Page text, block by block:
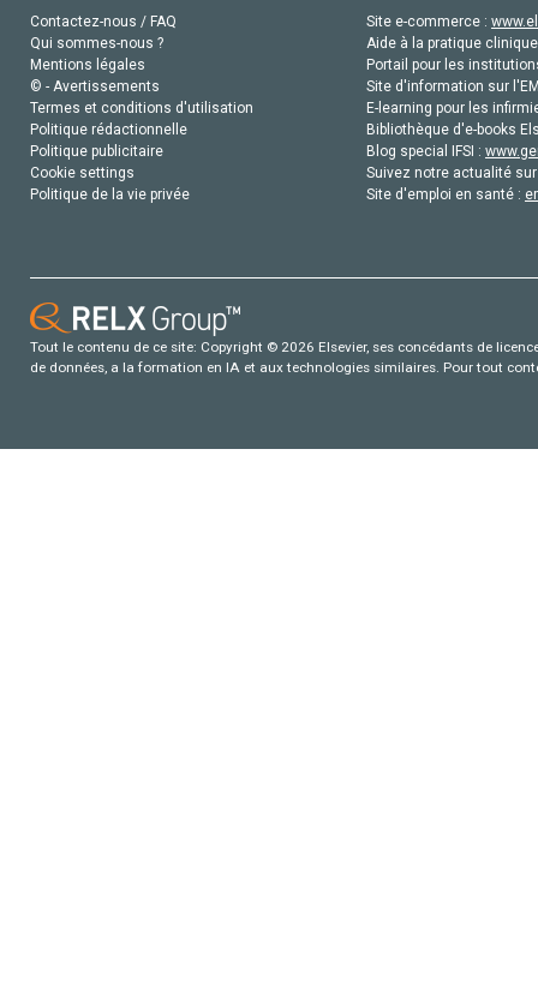
Contactez-nous / FAQ
Qui sommes-nous ?
Mentions légales
© - Avertissements
Termes et conditions d'utilisation
Politique rédactionnelle
Politique publicitaire
Cookie settings
Politique de la vie privée
Site e-commerce :
Aide à la pratique
Portail pour les
Site d'information sur
E-learning pour les
Bibliothèque d'e-books
Blog special IFSI :
Suivez notre actualité
Site d'emploi en santé :
Tout le contenu de ce site: Copyright © 2026 Elsevier, ses concédants de
de données, a la formation en IA et aux technologies similaires. Pour tout